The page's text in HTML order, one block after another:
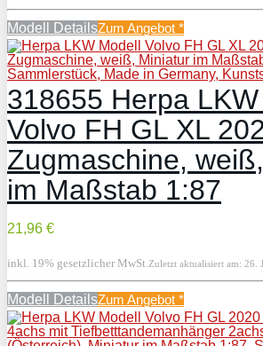
Modell DetailsZum Angebot *
318655 Herpa
Volvo FH GL XL
Zugmaschine,
im Maßstab 1:87
21,96 €
inkl. 19% gesetzlicher MwSt. Zuletzt aktualisiert am: 26.
Modell DetailsZum Angebot *